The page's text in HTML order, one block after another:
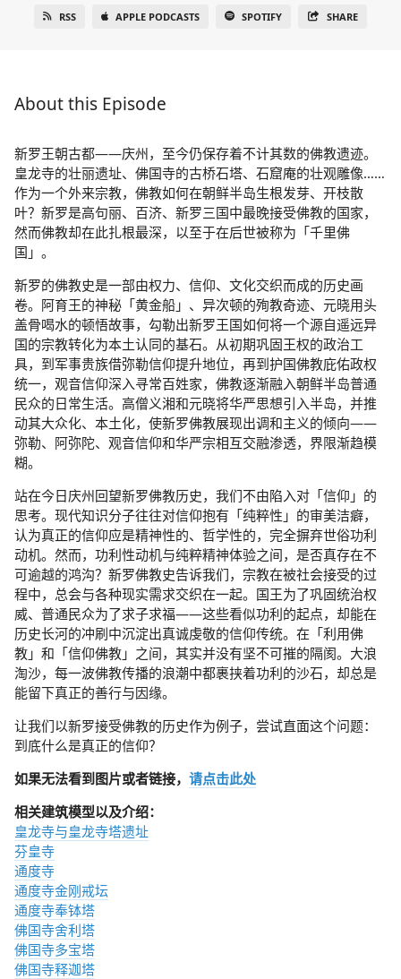
RSS APPLE PODCASTS SPOTIFY SHARE
About this Episode
新罗王朝古都——庆州，至今仍保存着不计其数的佛教遗迹。
皇龙寺的壮丽遗址、佛国寺的古桥石塔、石窟庵的壮观雕像……
作为一个外来宗教，佛教如何在朝鲜半岛生根发芽、开枝散
叶？新罗是高句丽、百济、新罗三国中最晚接受佛教的国家，
然而佛教却在此扎根最深，以至于在后世被称为「千里佛
国」。
新罗的佛教史是一部由权力、信仰、文化交织而成的历史画
卷。阿育王的神秘「黄金船」、异次顿的殉教奇迹、元晓用头
盖骨喝水的顿悟故事，勾勒出新罗王国如何将一个源自遥远异
国的宗教转化为本土认同的基石。从初期巩固王权的政治工
具，到军事贵族借弥勒信仰提升地位，再到护国佛教庇佑政权
统一，观音信仰深入寻常百姓家，佛教逐渐融入朝鲜半岛普通
民众的日常生活。高僧义湘和元晓将华严思想引入半岛，并推
动其大众化、本土化，使新罗佛教展现出调和主义的倾向——
弥勒、阿弥陀、观音信仰和华严宗相互交融渗透，界限渐趋模
糊。
站在今日庆州回望新罗佛教历史，我们不由陷入对「信仰」的
思考。现代知识分子往往对信仰抱有「纯粹性」的审美洁癖，
认为真正的信仰应是精神性的、哲学性的，完全摒弃世俗功利
动机。然而，功利性动机与纯粹精神体验之间，是否真存在不
可逾越的鸿沟？新罗佛教史告诉我们，宗教在被社会接受的过
程中，总会与各种现实需求交织在一起。国王为了巩固统治权
威、普通民众为了求子求福——这些看似功利的起点，却能在
历史长河的冲刷中沉淀出真诚虔敬的信仰传统。在「利用佛
教」和「信仰佛教」之间，其实并没有坚不可摧的隔阂。大浪
淘沙，每一波佛教传播的浪潮中都裹挟着功利的沙石，却总是
能留下真正的善行与因缘。
让我们以新罗接受佛教的历史作为例子，尝试直面这个问题：
到底什么是真正的信仰？
如果无法看到图片或者链接， 请点击此处
相关建筑模型以及介绍：
皇龙寺与皇龙寺塔遗址
芬皇寺
通度寺
通度寺金刚戒坛
通度寺奉钵塔
佛国寺舍利塔
佛国寺多宝塔
佛国寺释迦塔